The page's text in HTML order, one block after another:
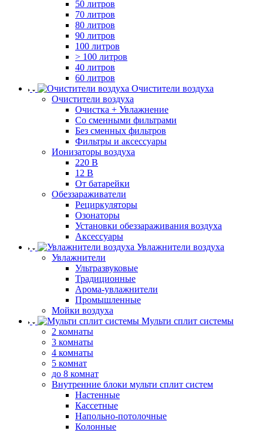
50 литров
70 литров
80 литров
90 литров
100 литров
> 100 литров
40 литров
60 литров
Очистители воздуха
Очистители воздуха
Очистка + Увлажнение
Cо сменными фильтрами
Без сменных фильтров
Фильтры и аксессуары
Ионизаторы воздуха
220 В
12 В
От батарейки
Обеззараживатели
Рециркуляторы
Озонаторы
Установки обеззараживания воздуха
Аксессуары
Увлажнители воздуха
Увлажнители
Ультразвуковые
Традиционные
Арома-увлажнители
Промышленные
Мойки воздуха
Мульти сплит системы
2 комнаты
3 комнаты
4 комнаты
5 комнат
до 8 комнат
Внутренние блоки мульти сплит систем
Настенные
Кассетные
Напольно-потолочные
Колонные